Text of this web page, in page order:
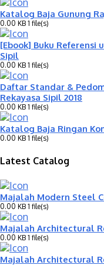
Katalog Baja Gunung
0.00 KB 1 file(s)
[Ebook] Buku Referensi
Sipil
0.00 KB 1 file(s)
Daftar Standar &
Rekayasa Sipil 2018
0.00 KB 1 file(s)
Katalog Baja Ringan
0.00 KB 1 file(s)
Latest Catalog
Majalah Modern Steel
0.00 KB 1 file(s)
Majalah Architectural
0.00 KB 1 file(s)
Majalah Architectural